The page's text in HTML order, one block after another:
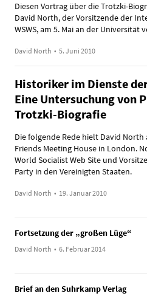
Diesen Vortrag über die Trotzki-
David North, der Vorsitzende der
WSWS, am 5. Mai an der Universität
David North • 5. Juni 2010
Historiker im Dienste
Eine Untersuchung von
Trotzki-Biografie
Die folgende Rede hielt David North
Friends Meeting House in London.
World Socialist Web Site und
Party in den Vereinigten Staaten.
David North • 19. Januar 2010
Fortsetzung der „großen Lüge“
David North • 6. Februar 2014
Brief an den Suhrkamp Verlag